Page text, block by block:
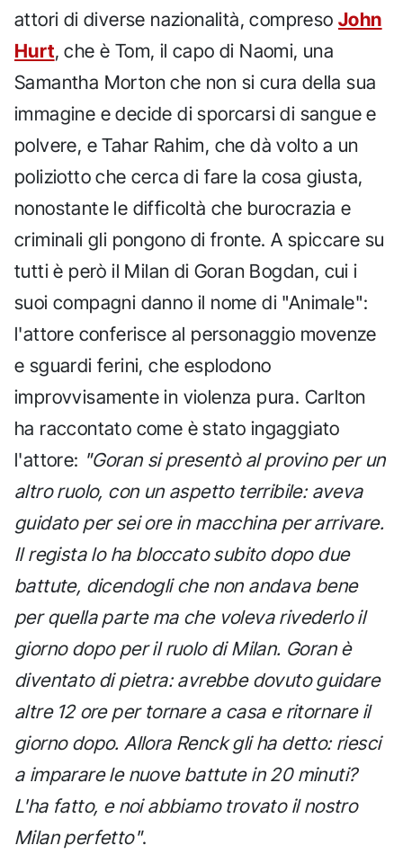
attori di diverse nazionalità, compreso John
Hurt, che è Tom, il capo di Naomi, una
Samantha Morton che non si cura della sua
immagine e decide di sporcarsi di sangue e
polvere, e Tahar Rahim, che dà volto a un
poliziotto che cerca di fare la cosa giusta,
nonostante le difficoltà che burocrazia e
criminali gli pongono di fronte. A spiccare su
tutti è però il Milan di Goran Bogdan, cui i
suoi compagni danno il nome di "Animale":
l'attore conferisce al personaggio movenze
e sguardi ferini, che esplodono
improvvisamente in violenza pura. Carlton
ha raccontato come è stato ingaggiato
l'attore: "Goran si presentò al provino per un
altro ruolo, con un aspetto terribile: aveva
guidato per sei ore in macchina per arrivare.
Il regista lo ha bloccato subito dopo due
battute, dicendogli che non andava bene
per quella parte ma che voleva rivederlo il
giorno dopo per il ruolo di Milan. Goran è
diventato di pietra: avrebbe dovuto guidare
altre 12 ore per tornare a casa e ritornare il
giorno dopo. Allora Renck gli ha detto: riesci
a imparare le nuove battute in 20 minuti?
L'ha fatto, e noi abbiamo trovato il nostro
Milan perfetto".